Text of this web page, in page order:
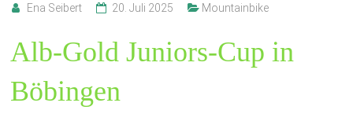
Ena Seibert 20. Juli 2025 Mountainbike
Alb-Gold Juniors-Cup in
Böbingen